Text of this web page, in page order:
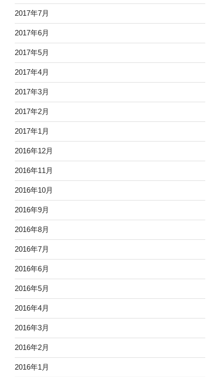
2017年7月
2017年6月
2017年5月
2017年4月
2017年3月
2017年2月
2017年1月
2016年12月
2016年11月
2016年10月
2016年9月
2016年8月
2016年7月
2016年6月
2016年5月
2016年4月
2016年3月
2016年2月
2016年1月